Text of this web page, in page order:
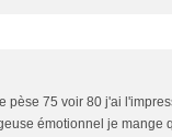
pèse 75 voir 80 j'ai
émotionnel je mange